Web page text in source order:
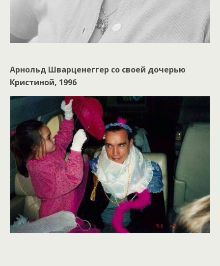
Арнольд Шварценеггер со своей дочерью
Кристиной, 1996